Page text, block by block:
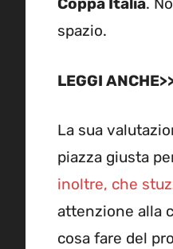
spazio.
LEGGI
La sua
piazza giusta
inoltre, che
attenzione alla
cosa fare del